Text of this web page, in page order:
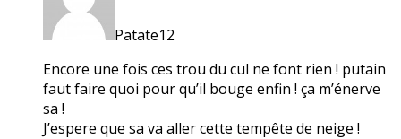
Patate12
Encore une fois ces trou du cul ne font rien ! putain
faut faire quoi pour qu’il bouge enfin ! ça m’énerve
sa !
J’espere que sa va aller cette tempête de neige !